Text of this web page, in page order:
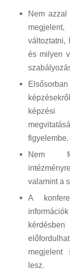
Nem azzal
változtatni,
és milyen
képzési
figyelembe.
Nem
valamint a
A
megjelent
lesz.